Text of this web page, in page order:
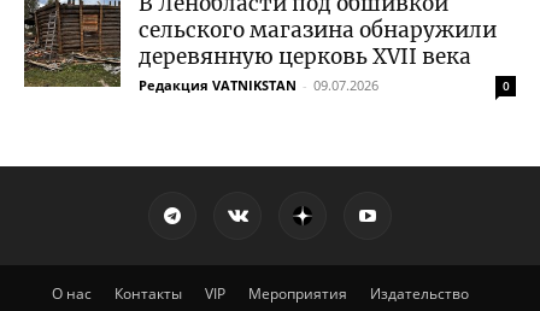
сельского магазина обнаружили
деревянную церковь XVII века
Редакция VATNIKSTAN - 09.07.2026 0
О нас Контакты VIP Мероприятия
Издательство